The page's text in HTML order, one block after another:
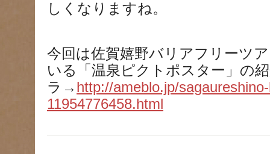
しくなりますね。
今回は佐賀嬉野バリアフリーツ
いる「温泉ピクトポスター」の
ラ→ http://ameblo.jp/
11954776458.html